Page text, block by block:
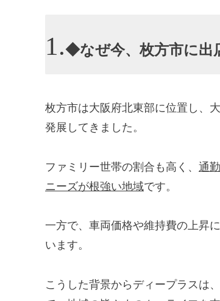
◆なぜ今、枚方市に出
枚方市は大阪府北東部に位置し、
発展してきました。
ファミリー世帯の割合も高く、 通
ニーズが根強い地域です。
一方で、車両価格や維持費の上昇
います。
こうした背景からディープラスは、